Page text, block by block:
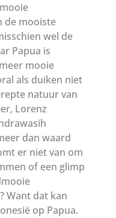
de mooiste
wel de
Papua is
mooie
als duiken niet
natuur van
Lorenz
dan waard
er niet van om
of een glimp
Want dat kan
op Papua.